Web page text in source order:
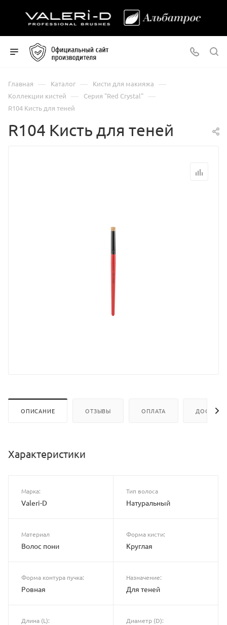
Главная — Каталог — Кисти для макияжа —
Коллекции кистей — Серия "Red Crystal" —
R104 Кисть для теней
R104 Кисть для теней
ОПИСАНИЕ ОТЗЫВЫ ОПЛАТА
Характеристики
Марка:
Valeri-D
Тип волоса
Натуральный
Материал
Волос пони
Форма кисти:
Круглая
Форма контура пучка:
Ровная
Назначение:
Для теней
Длина (L): Диаметр (D):